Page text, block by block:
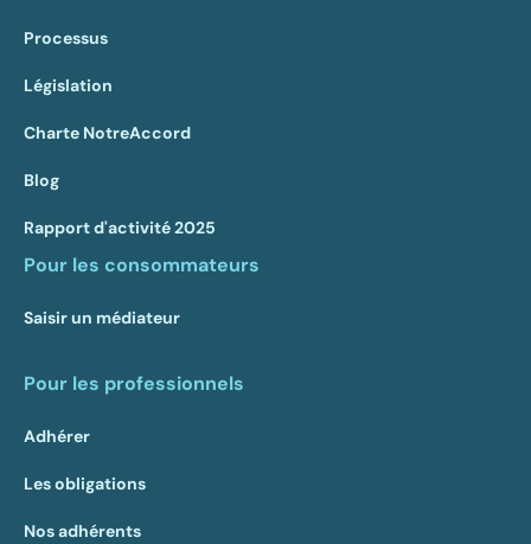
Processus
Législation
Charte NotreAccord
Blog
Rapport d'activité 2025
Pour les consommateurs
Saisir un médiateur
Pour les professionnels
Adhérer
Les obligations
Nos adhérents